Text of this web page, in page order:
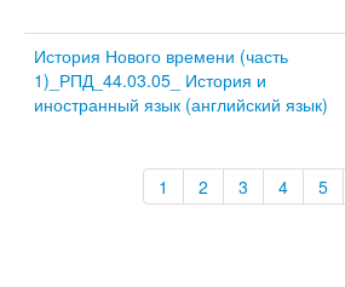
История Нового времени (часть
1)_РПД_44.03.05_ История и
иностранный язык (английский язык)
1 2 3 4 5